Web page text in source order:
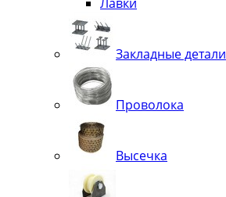
Закладные детали
Проволока
Высечка